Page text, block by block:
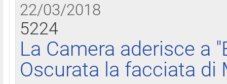
22/03/2018
5224
La Camera aderisce a
Oscurata la facciata di